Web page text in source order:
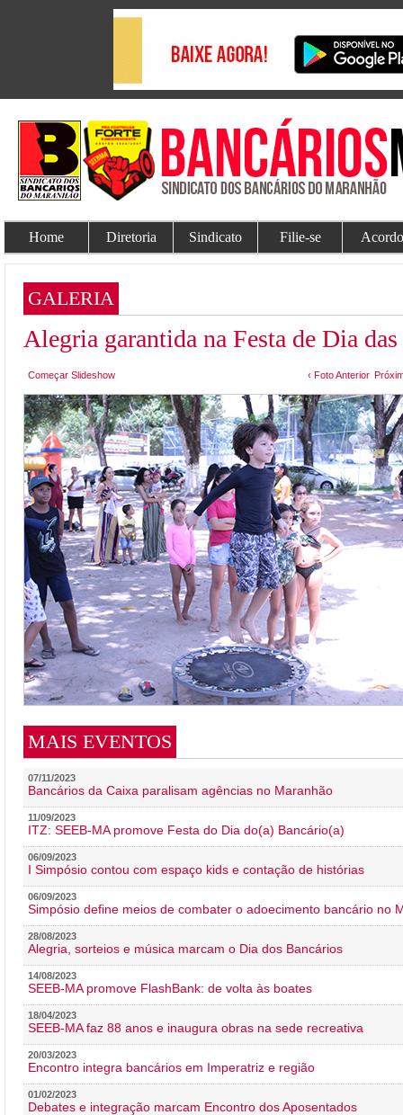
Home Diretoria Sindicato Filie-se
GALERIA
Alegria garantida na Festa de Dia
Começar Slideshow ‹ Foto Anterior
MAIS EVENTOS
07/11/2023
Bancários da Caixa paralisam agências no Maranhão
11/09/2023
ITZ: SEEB-MA promove Festa do Dia do(a) Bancário(a)
06/09/2023
I Simpósio contou com espaço kids e contação de histórias
06/09/2023
Simpósio define meios de combater o adoecimento bancário no
28/08/2023
Alegria, sorteios e música marcam o Dia dos Bancários
14/08/2023
SEEB-MA promove FlashBank: de volta às boates
18/04/2023
SEEB-MA faz 88 anos e inaugura obras na sede recreativa
20/03/2023
Encontro integra bancários em Imperatriz e região
01/02/2023
Debates e integração marcam Encontro dos Aposentados